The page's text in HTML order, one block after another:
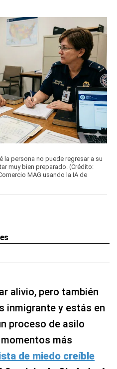
la persona no puede regresar a su
muy bien preparado. (Crédito:
MAG usando la IA de
alivio, pero también
inmigrante y estás en
proceso de asilo
más
de miedo creíble